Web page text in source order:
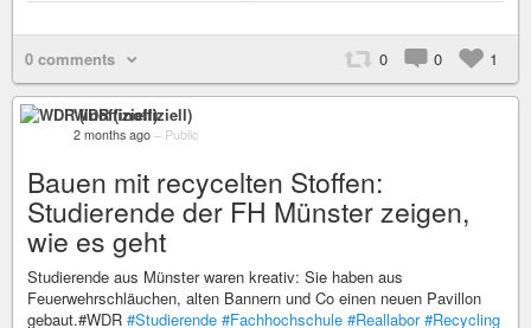
0 comments 0 0 1
WDR (inoffiziell)
2 months ago – Public
Bauen mit recycelten Stoffen:
Studierende der FH Münster zeigen,
wie es geht
Studierende aus Münster waren kreativ: Sie haben aus
Feuerwehrschläuchen, alten Bannern und Co einen neuen Pavillon
gebaut.#WDR #Studierende #Fachhochschule #Reallabor #Recycling